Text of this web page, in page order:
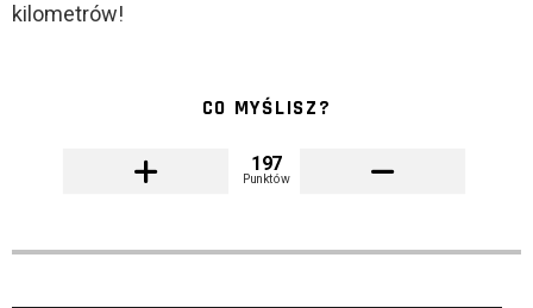
kilometrów!
CO MYŚLISZ?
197
Punktów